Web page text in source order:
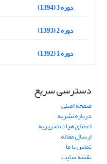
دوره 3 (1394)
دوره 2 (1393)
دوره 1 (1392)
دسترسی سریع
صفحه اصلی
درباره نشریه
اعضای هیات تحریریه
ارسال مقاله
تماس با ما
نقشه سایت